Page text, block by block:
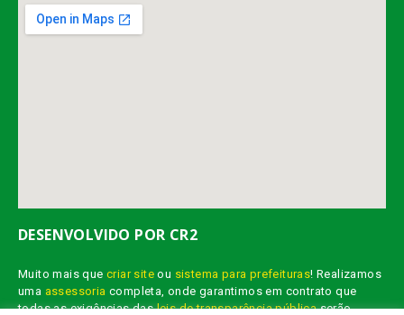
DESENVOLVIDO POR CR2
Muito mais quecriar site ou sistema para prefeituras! Realizamos
uma assessoria completa, onde garantimos em contrato que
todas as exigências dasleis de transparência públicaserão